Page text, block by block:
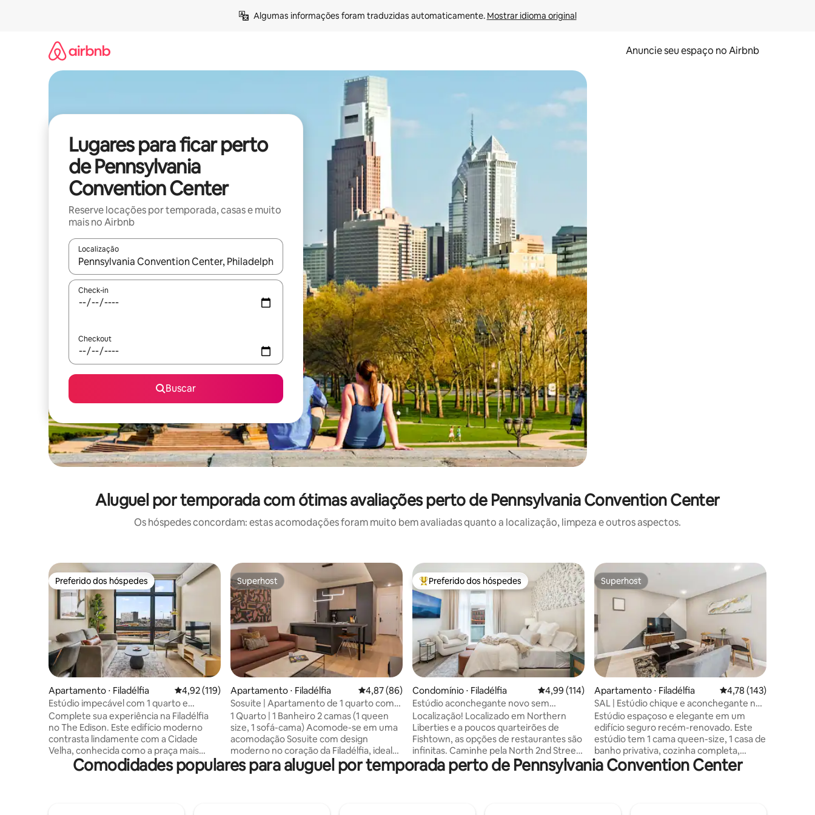
Algumas informações foram traduzidas automaticamente. Mostrar idioma original
Anuncie seu espaço no Airbnb
Lugares para ficar perto
de Pennsylvania
Convention Center
Reserve locações por temporada, casas e muito
mais no Airbnb
Localização
Quando os resultados estiverem disponíveis, explore-os usando as seta para cima e para baixo do teclado ou tocando e deslizando o dedo na tela.
Check-in
Checkout
Buscar
Aluguel por temporada com ótimas avaliações perto de Pennsylvania Convention Center
Os hóspedes concordam: estas acomodações foram muito bem avaliadas quanto a localização, limpeza e outros aspectos.
Preferido dos hóspedes
Preferido dos hóspedes
Apartamento ⋅ Filadélfia 4,92 de uma avaliação média de 5, 119 avaliações
4,92 (119)
Estúdio impecável com 1 quarto e
terraço|Cidade histórica|Vista premium
Complete sua experiência na Filadélfia
no The Edison. Este edifício moderno
contrasta lindamente com a Cidade
Velha, conhecida como a praça mais
histórica do país. Caminhe até os
melhores restaurantes, lojas,
Superhost
Superhost
Apartamento ⋅ Filadélfia 4,87 de uma avaliação média de 5, 86 avaliações
4,87 (86)
Sosuite | Apartamento de 1 quarto com
deck no telhado, academia, lavanderia
1 Quarto | 1 Banheiro 2 camas (1 queen
size, 1 sofá-cama) Acomode-se em uma
acomodação Sosuite com design
moderno no coração da Filadélfia, ideal
para viagens de trabalho, fins de semana
ou estadias mais longas. No interior, você
Entre os melhores preferidos dos hóspedes
Preferido dos hóspedes
Condomínio ⋅ Filadélfia 4,99 de uma avaliação média de 5, 114 avaliações
4,99 (114)
Estúdio aconchegante novo sem
bibliotecas
Localização! Localizado em Northern
Liberties e a poucos quarteirões de
Fishtown, as opções de restaurantes são
infinitas. Caminhe pela North 2nd Street
ou até a Frankford Avenue para
encontrar praticamente qualquer
Superhost
Superhost
Apartamento ⋅ Filadélfia 4,78 de uma avaliação
4,78 (143)
SAL | Estúdio chique e aconchegante no
centro da cidade - 9
Estúdio espaçoso e elegante em um
edifício seguro recém-renovado. Este
estúdio tem 1 cama queen-size, 1 casa de
banho privativa, cozinha completa,
acesso Wi-Fi e ar condicionado.
Localizado na N Broad St & Callowhill St,
Comodidades populares para aluguel por temporada perto de Pennsylvania Convention Center